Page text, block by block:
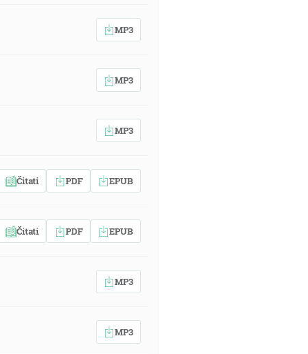
MP3
MP3
MP3
Čitati PDF EPUB
Čitati PDF EPUB
MP3
MP3